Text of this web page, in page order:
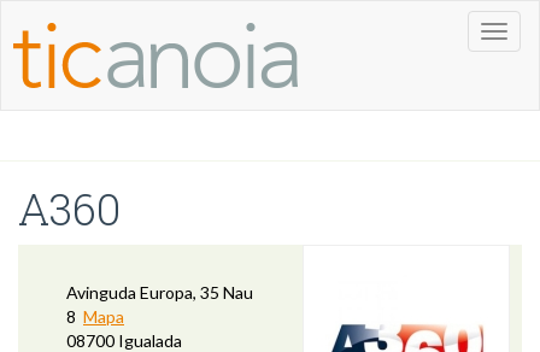
A360
Avinguda Europa, 35 Nau
8 Mapa
08700 Igualada